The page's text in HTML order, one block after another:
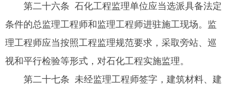
第二十六条 石化工程监理单位应当选派具备法定
条件的总监理工程师和监理工程师进驻施工现场。监
理工程师应当按照工程监理规范要求，采取旁站、巡
视和平行检验等形式，对石化工程实施监理。
第二十七条 未经监理工程师签字，建筑材料、建